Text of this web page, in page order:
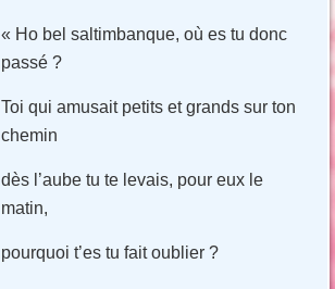
« Ho bel saltimbanque, où es tu donc
passé ?
Toi qui amusait petits et grands sur ton
chemin
dès l’aube tu te levais, pour eux le
matin,
pourquoi t’es tu fait oublier ?